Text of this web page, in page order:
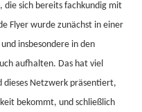
die sich bereits fachkundig mit
Flyer wurde zunächst in einer
insbesondere in den
aufhalten. Das hat viel
Netzwerk präsentiert,
bekommt, und schließlich